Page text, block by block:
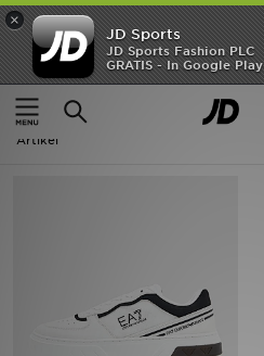
×
JD Sports
JD Sports Fashion PLC
GRATIS - In Google Play
Thuis
Dames
Dames - EA7 Summer Court
Artikel
Home
Offers
New In
Collecties